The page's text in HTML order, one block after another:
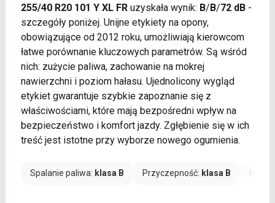
255/40 R20 101 Y XL FRuzyskała wynik: B/ B/72 dB-
szczegóły poniżej. Unijne etykiety na opony,
obowiązujące od 2012 roku, umożliwiają kierowcom
łatwe porównanie kluczowych parametrów. Są wśród
nich: zużycie paliwa, zachowanie na mokrej
nawierzchni i poziom hałasu. Ujednolicony wygląd
etykiet gwarantuje szybkie zapoznanie się z
właściwościami, które mają bezpośredni wpływ na
bezpieczeństwo i komfort jazdy. Zgłębienie się w ich
treść jest istotne przy wyborze nowego ogumienia.
Spalanie paliwa: klasa B Przyczepność: klasa B Hałas: